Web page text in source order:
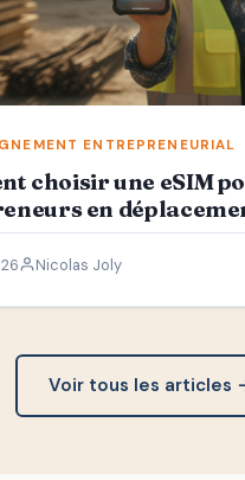
ENTREPRENEURIAL
choisir une eSIM
en
Nicolas Joly
Voir tous les articles